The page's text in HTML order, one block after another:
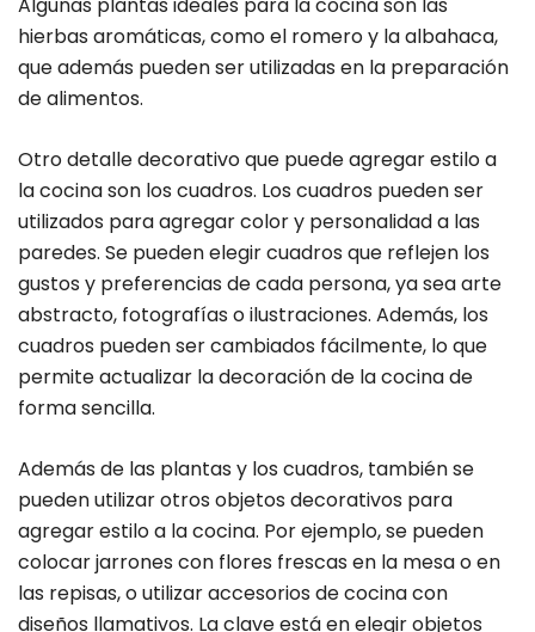
Algunas plantas ideales para la cocina son las
hierbas aromáticas, como el romero y la albahaca,
que además pueden ser utilizadas en la preparación
de alimentos.
Otro detalle decorativo que puede agregar estilo a
la cocina son los cuadros. Los cuadros pueden ser
utilizados para agregar color y personalidad a las
paredes. Se pueden elegir cuadros que reflejen los
gustos y preferencias de cada persona, ya sea arte
abstracto, fotografías o ilustraciones. Además, los
cuadros pueden ser cambiados fácilmente, lo que
permite actualizar la decoración de la cocina de
forma sencilla.
Además de las plantas y los cuadros, también se
pueden utilizar otros objetos decorativos para
agregar estilo a la cocina. Por ejemplo, se pueden
colocar jarrones con flores frescas en la mesa o en
las repisas, o utilizar accesorios de cocina con
diseños llamativos. La clave está en elegir objetos